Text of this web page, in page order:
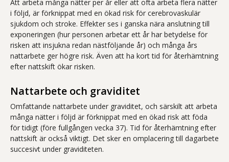
Att arbeta många nätter per år eller att ofta arbeta flera nätter
i följd, är förknippat med en ökad risk för cerebrovaskulär
sjukdom och stroke. Effekter ses i ganska nära anslutning till
exponeringen (hur personen arbetar ett år har betydelse för
risken att insjukna redan nästföljande år) och många års
nattarbete ger högre risk. Även att ha kort tid för återhämtning
efter nattskift ökar risken.
Nattarbete och graviditet
Omfattande nattarbete under graviditet, och särskilt att arbeta
många nätter i följd är förknippat med en ökad risk att föda
för tidigt (före fullgången vecka 37). Tid för återhämtning efter
nattskift är också viktigt. Det sker en omplacering till dagarbete
succesivt under graviditeten.